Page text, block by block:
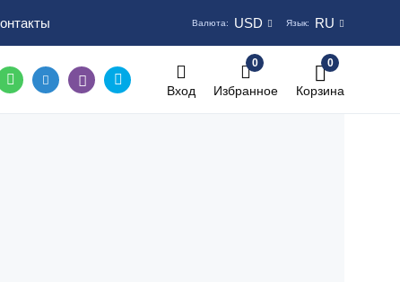
Валюта: USD Язык: RU
Вход
0
Избранное
0
Корзина